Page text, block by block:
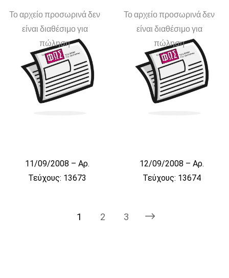
Το αρχείο προσωρινά δεν
είναι διαθέσιμο για
πώληση
11/09/2008 – Αρ.
Τεύχους: 13673
Το αρχείο προσωρινά δεν
είναι διαθέσιμο για
πώληση
12/09/2008 – Αρ.
Τεύχους: 13674
1 2 3